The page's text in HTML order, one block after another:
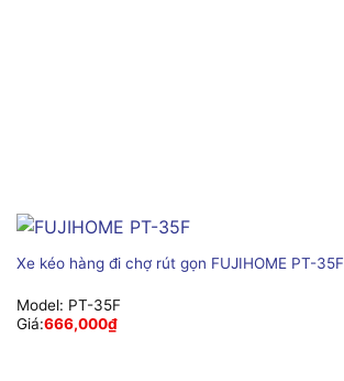
Xe kéo hàng đi chợ rút gọn FUJIHOME PT-35F
Model: PT-35F
Giá:666,000₫